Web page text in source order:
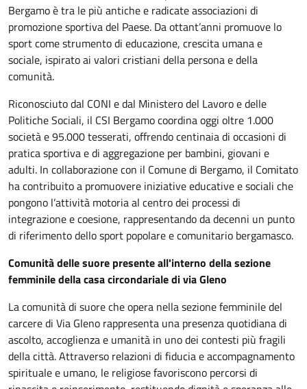
Bergamo è tra le più antiche e radicate associazioni di
promozione sportiva del Paese. Da ottant’anni promuove lo
sport come strumento di educazione, crescita umana e
sociale, ispirato ai valori cristiani della persona e della
comunità.
Riconosciuto dal CONI e dal Ministero del Lavoro e delle
Politiche Sociali, il CSI Bergamo coordina oggi oltre 1.000
società e 95.000 tesserati, offrendo centinaia di occasioni di
pratica sportiva e di aggregazione per bambini, giovani e
adulti. In collaborazione con il Comune di Bergamo, il Comitato
ha contribuito a promuovere iniziative educative e sociali che
pongono l’attività motoria al centro dei processi di
integrazione e coesione, rappresentando da decenni un punto
di riferimento dello sport popolare e comunitario bergamasco.
Comunità delle suore presente all'interno della sezione
femminile della casa circondariale di via Gleno
La comunità di suore che opera nella sezione femminile del
carcere di Via Gleno rappresenta una presenza quotidiana di
ascolto, accoglienza e umanità in uno dei contesti più fragili
della città. Attraverso relazioni di fiducia e accompagnamento
spirituale e umano, le religiose favoriscono percorsi di